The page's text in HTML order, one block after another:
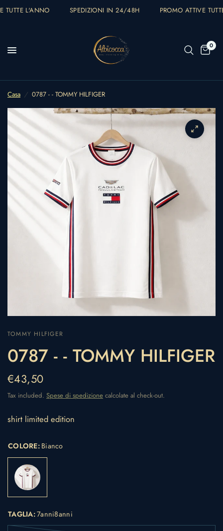
TUTTE L'ANNO SPEDIZIONI IN 24/48H PROMO ATTIVE
0
Casa / 0787 - - TOMMY HILFIGER
TOMMY HILFIGER
0787 - - TOMMY HILFIGER
€43,50
Tax included. Spese di spedizione calcolate al check-out.
shirt limited edition
COLORE: Bianco
TAGLIA:7anni8anni